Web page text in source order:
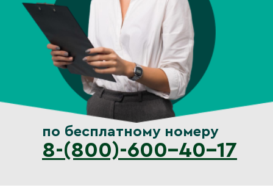
по бесплатному номеру
8-(800)-600-40-17